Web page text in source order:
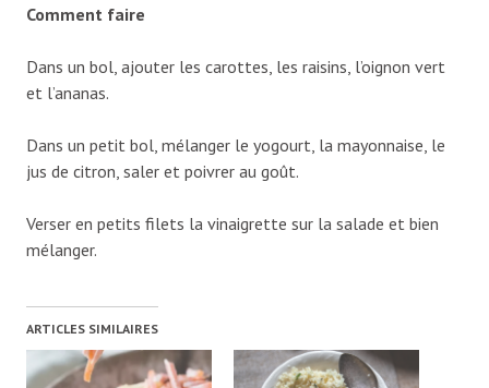
Comment faire
Dans un bol, ajouter les carottes, les raisins, l’oignon vert
et l’ananas.
Dans un petit bol, mélanger le yogourt, la mayonnaise, le
jus de citron, saler et poivrer au goût.
Verser en petits filets la vinaigrette sur la salade et bien
mélanger.
ARTICLES SIMILAIRES